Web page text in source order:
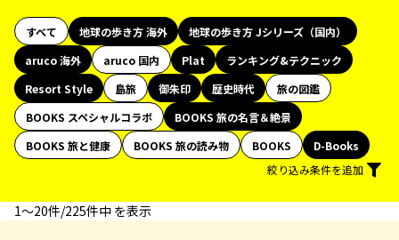
すべて 地球の歩き方 海外
地球の歩き方 Jシリーズ（国内）
aruco 海外
aruco 国内 Plat
ランキング&テクニック
Resort Style
島旅 御朱印 歴史時代
旅の図鑑
BOOKS スペシャルコラボ
BOOKS 旅の名言＆絶景
BOOKS 旅と健康
BOOKS 旅の読み物 BOOKS
D-Books
絞り込み条件を追加
1〜20件/225件中 を表示